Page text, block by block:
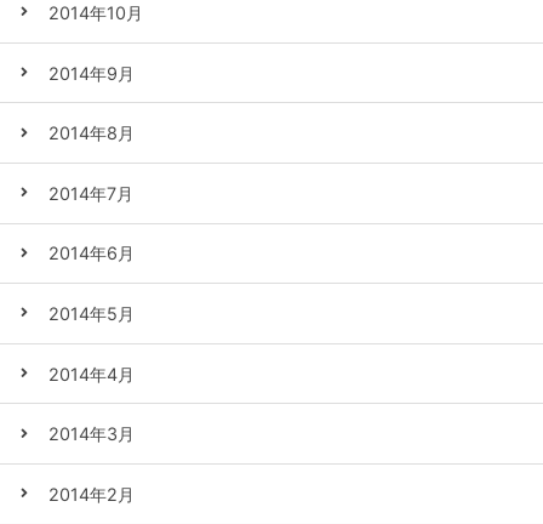
2014年10月
2014年9月
2014年8月
2014年7月
2014年6月
2014年5月
2014年4月
2014年3月
2014年2月